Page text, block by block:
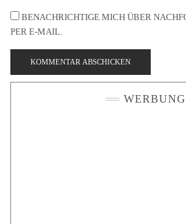
BENACHRICHTIGE MICH ÜBER
PER E-MAIL.
WERBUNG